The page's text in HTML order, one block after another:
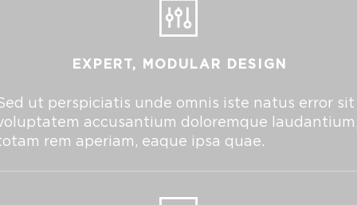
EXPERT, MODULAR DESIGN
ut perspiciatis unde omnis iste natus error sit
accusantium doloremque
rem aperiam, eaque ipsa quae.